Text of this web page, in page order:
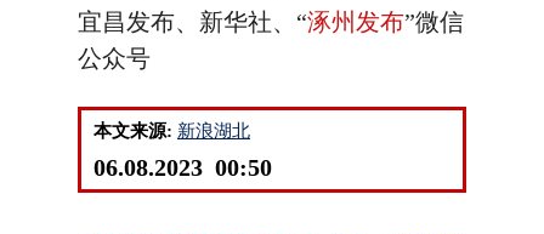
宜昌发布、新华社、“涿州发布”微信
公众号
本文来源: 新浪湖北
06.08.2023 00:50